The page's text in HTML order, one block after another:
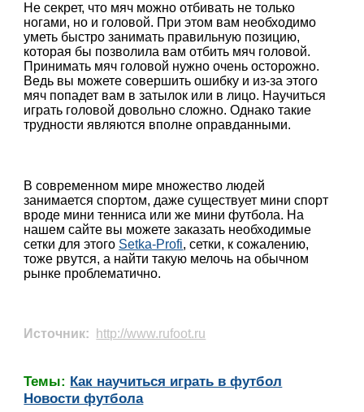
Не секрет, что мяч можно отбивать не только
ногами, но и головой. При этом вам необходимо
уметь быстро занимать правильную позицию,
которая бы позволила вам отбить мяч головой.
Принимать мяч головой нужно очень осторожно.
Ведь вы можете совершить ошибку и из-за этого
мяч попадет вам в затылок или в лицо. Научиться
играть головой довольно сложно. Однако такие
трудности являются вполне оправданными.
В современном мире множество людей
занимается спортом, даже существует мини спорт
вроде мини тенниса или же мини футбола. На
нашем сайте вы можете заказать необходимые
сетки для этого Setka-Profi, сетки, к сожалению,
тоже рвутся, а найти такую мелочь на обычном
рынке проблематично.
Источник: http://www.rufoot.ru
Темы: Как научиться играть в футбол
Новости футбола